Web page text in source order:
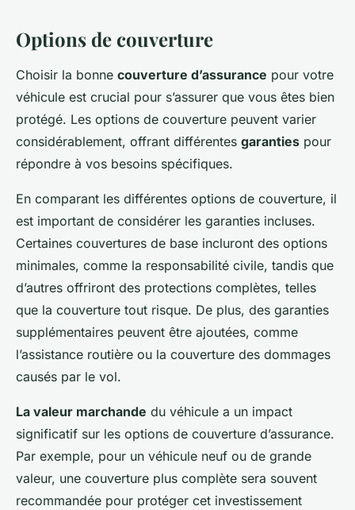
Options de couverture
Choisir la bonne couverture d’assurance pour votre
véhicule est crucial pour s’assurer que vous êtes bien
protégé. Les options de couverture peuvent varier
considérablement, offrant différentes garanties pour
répondre à vos besoins spécifiques.
En comparant les différentes options de couverture, il
est important de considérer les garanties incluses.
Certaines couvertures de base incluront des options
minimales, comme la responsabilité civile, tandis que
d’autres offriront des protections complètes, telles
que la couverture tout risque. De plus, des garanties
supplémentaires peuvent être ajoutées, comme
l’assistance routière ou la couverture des dommages
causés par le vol.
La valeur marchande du véhicule a un impact
significatif sur les options de couverture d’assurance.
Par exemple, pour un véhicule neuf ou de grande
valeur, une couverture plus complète sera souvent
recommandée pour protéger cet investissement